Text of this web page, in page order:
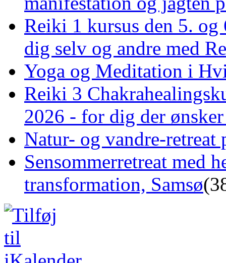
Reiki 1 kursus den 5.
dig selv og andre med
Yoga og Meditation i
Reiki 3
2026 - for dig der
Natur- og vandre-retreat
Sensommerretreat med
transformation, Samsø